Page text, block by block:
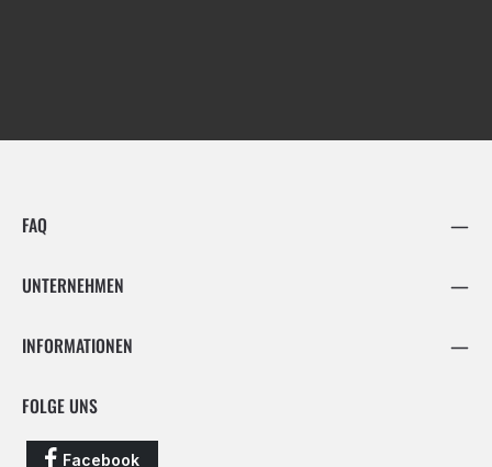
FAQ
UNTERNEHMEN
INFORMATIONEN
FOLGE UNS
Facebook